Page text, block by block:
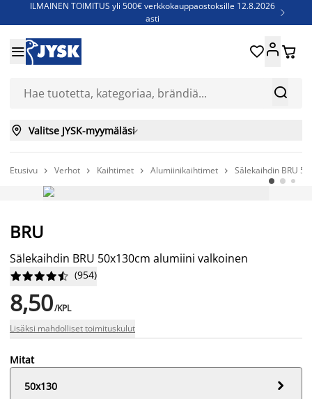
ILMAINEN TOIMITUS yli 500€ verkkokauppaostoksille 12.8.2026
asti

Jenkkisänkyjä - Säästä jopa 60%


 
 Valitse JYSK-myymäläsi
Etusivu  Verhot  Kaihtimet  Alumiinikaihtimet  Sälekaihdin BRU
BRU
Sälekaihdin BRU 50x130cm alumiini valkoinen





 (954)
8,50/KPL
Lisäksi mahdolliset toimituskulut
Mitat
50x130
